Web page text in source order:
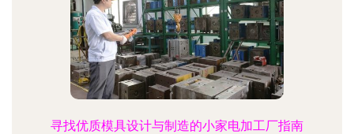
寻找优质模具设计与制造的小家电加工厂指南